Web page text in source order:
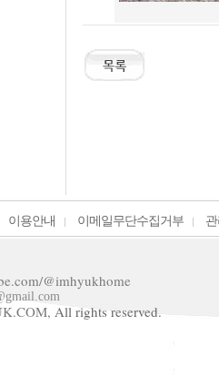
이용안내 이메일무단수집거부
@imhyukhome
All rights reserved.